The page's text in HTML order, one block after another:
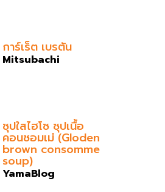
การ์เร็ต เบรตัน
Mitsubachi
ซุปใสไฮโซ ซุปเนื้อ
คอนซอมเม่ (Gloden
brown consomme
soup)
YamaBlog